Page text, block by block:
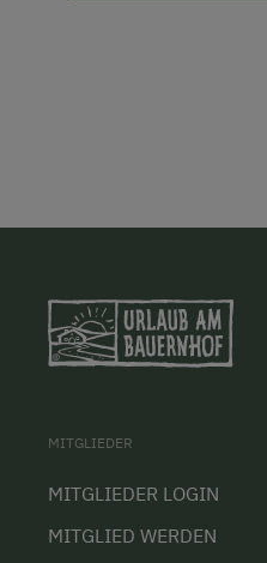
MITGLIEDER
MITGLIEDER LOGIN
MITGLIED WERDEN